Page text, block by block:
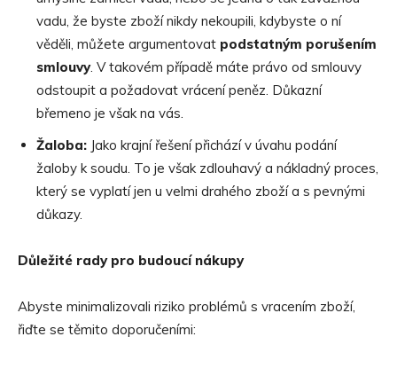
vadu, že byste zboží nikdy nekoupili, kdybyste o ní
věděli, můžete argumentovat podstatným porušením
smlouvy. V takovém případě máte právo od smlouvy
odstoupit a požadovat vrácení peněz. Důkazní
břemeno je však na vás.
Žaloba: Jako krajní řešení přichází v úvahu podání
žaloby k soudu. To je však zdlouhavý a nákladný proces,
který se vyplatí jen u velmi drahého zboží a s pevnými
důkazy.
Důležité rady pro budoucí nákupy
Abyste minimalizovali riziko problémů s vracením zboží,
řiďte se těmito doporučeními: